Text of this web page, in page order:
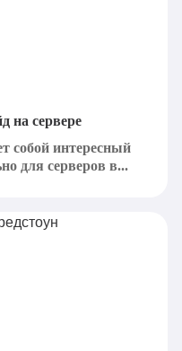
на сервере
собой интересный
для серверов в...